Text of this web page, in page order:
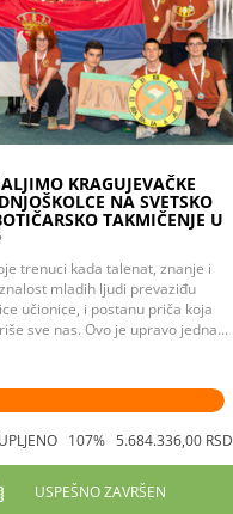
KRAGUJEVAČKE
NA SVETSKO
TAKMIČENJE U
trenuci kada talenat, znanje i
mladih ljudi prevaziđu
učionice, i postanu priča koja
sve nas. Ovo je upravo jedna...
107% 5.684.336,00 RSD
USPEŠNO ZAVRŠEN